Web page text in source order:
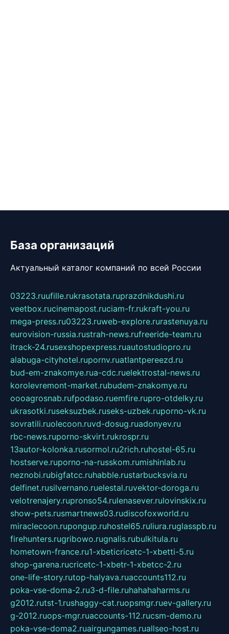
База организаций
Актуальный каталог компаний по всей России
03223.ruufille.rukrasotata.ruprazdnikdushi.ru
veetbox.rucinemapost.ruciam-fr.rukraft-you.ru
mega-press.ru03223.ruweb-explore.rurastenuya.ru
eurovision-russia.rustrah-news.rufreeride-team.ru
itrack-24.rusexshopexpress.ruautostudiopro.ru
alabuga-cityhotel.rupornv.ruatlantpereezd.ru
bud-em-znakomye.rua-cdc.ruelektrostal-news.ru
korolevremont-market.rubudem-znakomye.ru
oooagrosnab.rufpodaso.ruemfire.rupro-otdelky.ru
ukrasotki.ruseksuzbek.ruseks-uzbek.ruporno-vk.ru
sovratili.ruolecoon.ruvd-dosug.ruadonyev.ru
rbc-news.ruporno-skvirt.rukrospr.ru
13autor-kolonka.rusormol.ru2rich.ruhostel-65.ru
hostserve.ruporno-na-russkom.rumishinlab.ru
neznobi.rubigfatcc.ruhabble.rustarbucksvia.ru
delfinet.rusilvernano.ruelestal.ruvektor-doroga.ru
velotrenajery.rupronso54.rulenasever.rulovinskix.ru
show-pets.rusmartnews03.rudiscofoxworld.ru
miraclecoon.rupongup.ruhostel65.ruliura.ruglasspb.ru
firehunters.rugribowo.rugnalis.rubulkitula.ru
hometown-france.ru1-xbeticricetc-1-xbetti-5.ru
shop-garena.rucricetc-1-xbetr-1-xbetcc-2.ru
one-life-story.rutop-halyava.ruaccounts112.ru
poka-vse-doma-2.ru3-d-file.ruhahahaharms.ru
g2012.rutst-1.rushaggy-cat.ruopsmgr.ruev-gallery.ru
g-2012.ruops-mgr.ruaccounts-112.rucsm-demo.ru
poka-vse-doma2.ruairgungames.ruallseo-host.ru